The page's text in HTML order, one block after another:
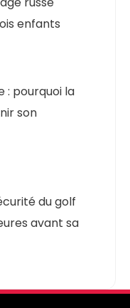
enfants
: pourquoi la
son
du golf
avant sa